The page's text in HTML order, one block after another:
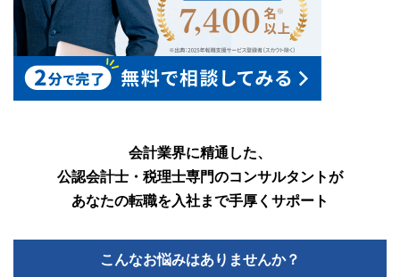
会計業界に精通した、
公認会計士・税理士専門のコンサルタントが
あなたの転職を入社まで手厚くサポート
こんなお悩みはありませんか？